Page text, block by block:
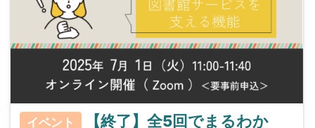
イベント
【終了】全5回でまるわか